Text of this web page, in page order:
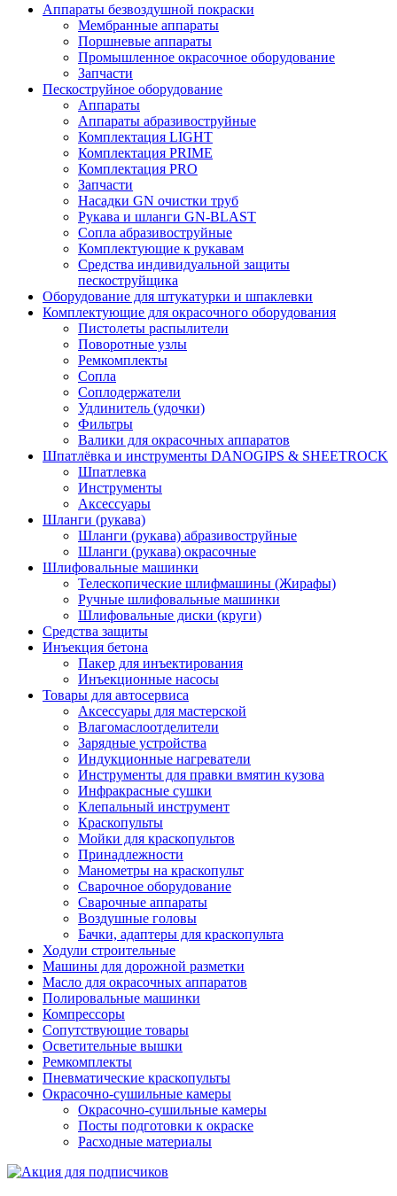
Аппараты безвоздушной покраски
Мембранные аппараты
Поршневые аппараты
Промышленное окрасочное оборудование
Запчасти
Пескоструйное оборудование
Аппараты
Аппараты абразивоструйные
Комплектация LIGHT
Комплектация PRIME
Комплектация PRO
Запчасти
Насадки GN очистки труб
Рукава и шланги GN-BLAST
Сопла абразивоструйные
Комплектующие к рукавам
Средства индивидуальной защиты
пескоструйщика
Оборудование для штукатурки и шпаклевки
Комплектующие для окрасочного оборудования
Пистолеты распылители
Поворотные узлы
Ремкомплекты
Сопла
Соплодержатели
Удлинитель (удочки)
Фильтры
Валики для окрасочных аппаратов
Шпатлёвка и инструменты DANOGIPS & SHEETROCK
Шпатлевка
Инструменты
Аксессуары
Шланги (рукава)
Шланги (рукава) абразивоструйные
Шланги (рукава) окрасочные
Шлифовальные машинки
Телескопические шлифмашины (Жирафы)
Ручные шлифовальные машинки
Шлифовальные диски (круги)
Средства защиты
Инъекция бетона
Пакер для инъектирования
Инъекционные насосы
Товары для автосервиса
Аксессуары для мастерской
Влагомаслоотделители
Зарядные устройства
Индукционные нагреватели
Инструменты для правки вмятин кузова
Инфракрасные сушки
Клепальный инструмент
Краскопульты
Мойки для краскопультов
Принадлежности
Манометры на краскопульт
Сварочное оборудование
Сварочные аппараты
Воздушные головы
Бачки, адаптеры для краскопульта
Ходули строительные
Машины для дорожной разметки
Масло для окрасочных аппаратов
Полировальные машинки
Компрессоры
Сопутствующие товары
Осветительные вышки
Ремкомплекты
Пневматические краскопульты
Окрасочно-сушильные камеры
Окрасочно-сушильные камеры
Посты подготовки к окраске
Расходные материалы